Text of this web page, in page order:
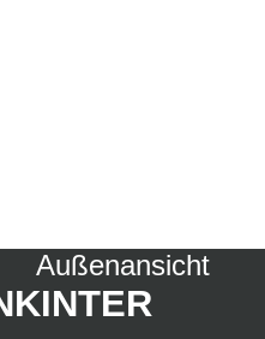
Außenansicht